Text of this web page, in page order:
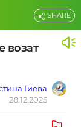
возат
Гиева
28.12.2025
SHARE